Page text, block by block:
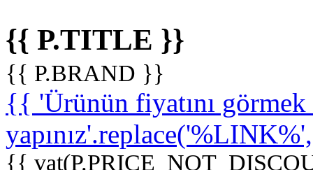
{{ P.TITLE }}
{{ P.BRAND }}
{{ 'Ürünün fiyatını
{{